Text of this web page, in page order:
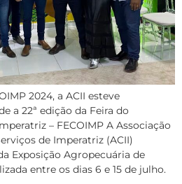
2024, a ACII esteve
a 22ª edição da Feira do
– FECOIMP A Associação
de Imperatriz (ACII)
Exposição Agropecuária de
entre os dias 6 e 15 de julho.